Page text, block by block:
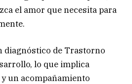
el amor que necesita para
diagnóstico de Trastorno
lo que implica
un acompañamiento